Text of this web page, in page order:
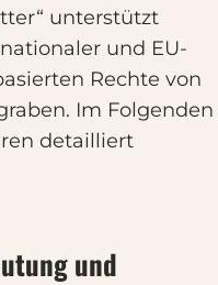
unterstützt
und EU-
Rechte von
Im Folgenden
detailliert
und